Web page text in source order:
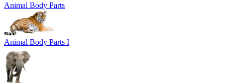
Animal Body Parts
Animal Body Parts I